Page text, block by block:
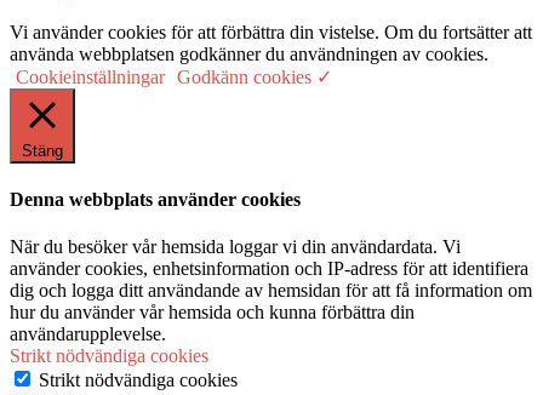
Vi använder cookies för att förbättra din vistelse. Om du fortsätter att
använda webbplatsen godkänner du användningen av cookies.
Cookieinställningar Godkänn cookies ✓
Stäng
Denna webbplats använder cookies
När du besöker vår hemsida loggar vi din användardata. Vi
använder cookies, enhetsinformation och IP-adress för att identifiera
dig och logga ditt användande av hemsidan för att få information om
hur du använder vår hemsida och kunna förbättra din
användarupplevelse.
Strikt nödvändiga cookies
Strikt nödvändiga cookies